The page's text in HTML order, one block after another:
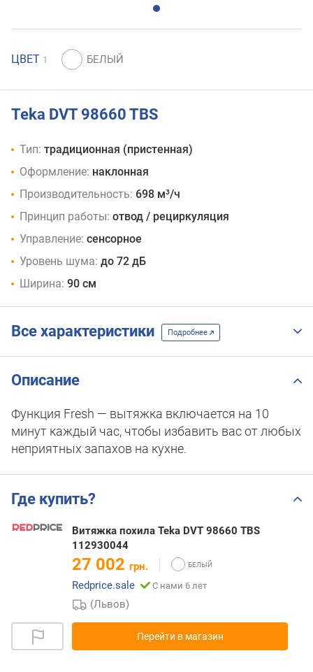
ЦВЕТ 1
Teka DVT 98660 TBS
Тип: традиционная (пристенная)
Оформление: наклонная
Производительность: 698 м³/ч
Принцип работы: отвод / рециркуляция
Управление: сенсорное
Уровень шума: до 72 дБ
Ширина: 90 см
Все характеристики Подробнее
Описание
Функция Fresh — вытяжка включается на 10
минут каждый час, чтобы избавить вас от любых
неприятных запахов на кухне.
Где купить?
Витяжка похила Teka DVT 98660 TBS
112930044
27 002 грн.
Redprice.sale
С нами 6 лет
(Львов)
Перейти в магазин